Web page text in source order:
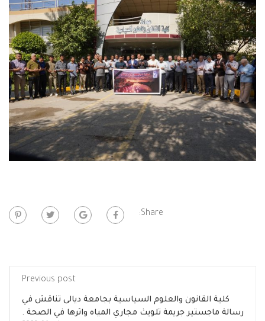
Previous post
القانون والعلوم السياسية بجامعة ديالى تناقش في
جريمة تلويث مجاري المياه واثرها في الصحة .